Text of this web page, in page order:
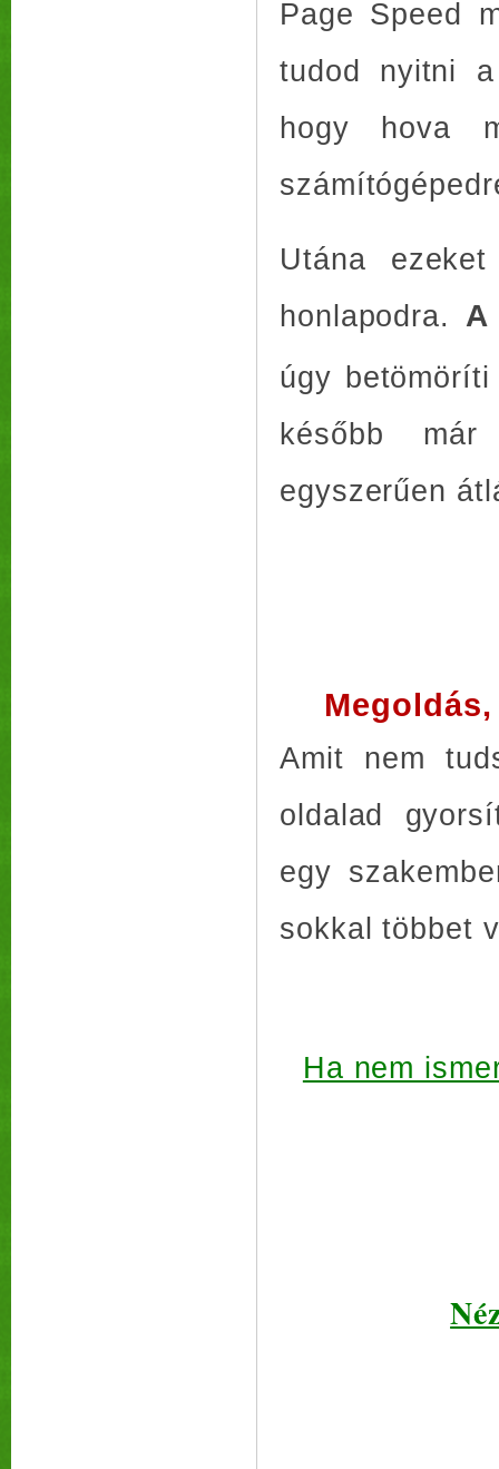
Page Speed
tudod nyitni
hogy hova
Utána
honlapodra. A
úgy
később
egyszerűen
Amit nem
oldalad
egy
sokkal többet
Ha nem